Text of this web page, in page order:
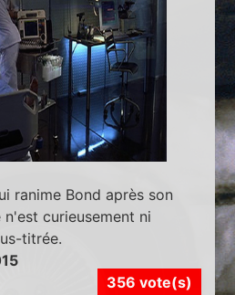
ranime Bond après son
curieusement ni
titrée.
356 vote(s)